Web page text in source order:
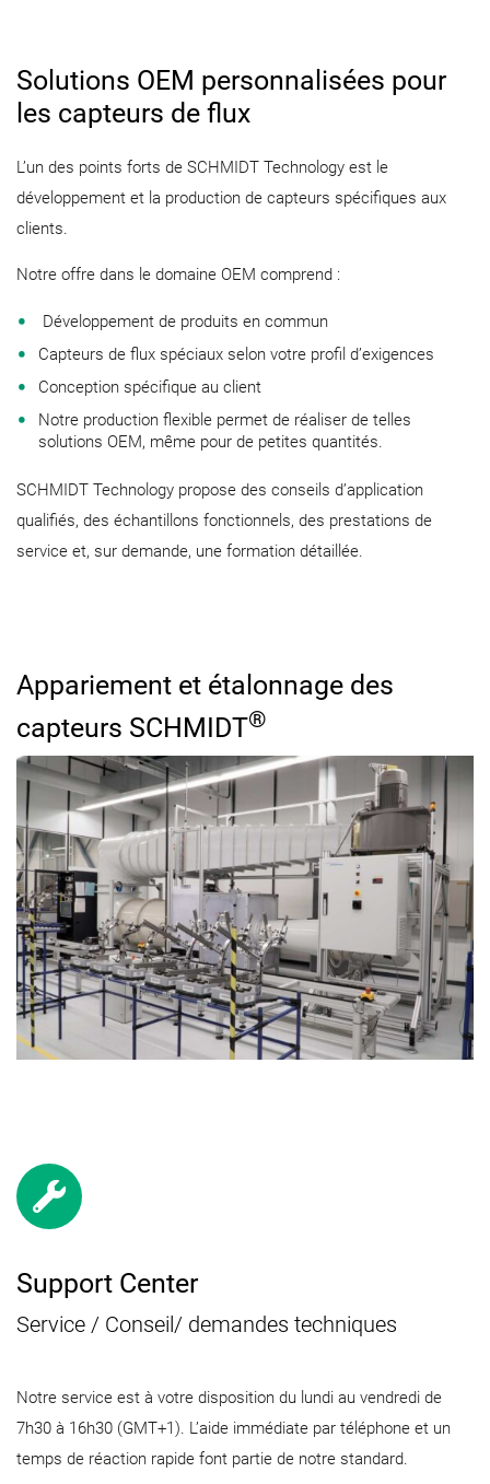
Solutions OEM personnalisées pour
les capteurs de flux
L’un des points forts de SCHMIDT Technology est le
développement et la production de capteurs spécifiques aux
clients.
Notre offre dans le domaine OEM comprend :
Développement de produits en commun
Capteurs de flux spéciaux selon votre profil d’exigences
Conception spécifique au client
Notre production flexible permet de réaliser de telles
solutions OEM, même pour de petites quantités.
SCHMIDT Technology propose des conseils d’application
qualifiés, des échantillons fonctionnels, des prestations de
service et, sur demande, une formation détaillée.
Appariement et étalonnage des
capteurs SCHMIDT®
Support Center
Service / Conseil/ demandes techniques
Notre service est à votre disposition du lundi au vendredi de
7h30 à 16h30 (GMT+1). L’aide immédiate par téléphone et un
temps de réaction rapide font partie de notre standard.